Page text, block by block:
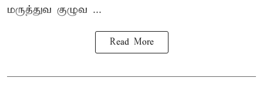
மருத்துவ குழுவ ...
Read More